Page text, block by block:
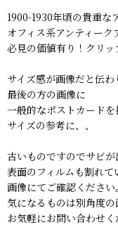
1900-1930年頃の貴重な
オフィス系アンティー
必見の価値有り！クリッ
サイズ感が画像だと伝
最後の方の画像に
一般的なポストカード
サイズの参考に、、
古いものですのでサビが
表面のフィルムも割れて
画像にてご確認ください。
気になるものは別角度
お気軽にお問い合わせく